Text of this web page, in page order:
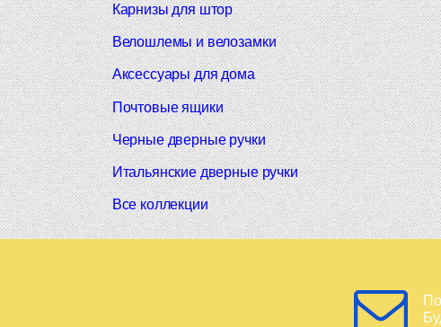
Карнизы для штор
Велошлемы и велозамки
Аксессуары для дома
Почтовые ящики
Черные дверные ручки
Итальянские дверные ручки
Все коллекции